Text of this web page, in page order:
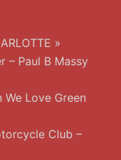
»
– Paul B Massy
Love Green
Club –